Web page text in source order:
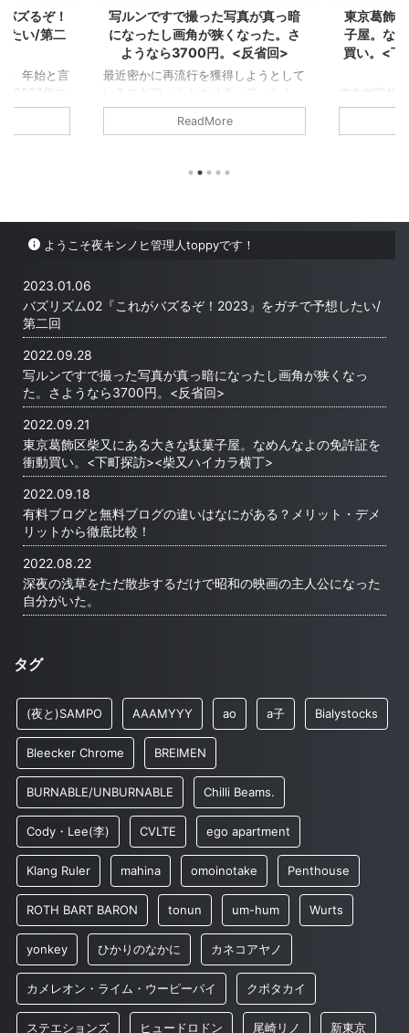
ズるぞ！
たい/第二
。年始と言
2023年の
放送のバズ
たランキン
を見てくだ
年ランキ
写ルンですで撮った写真が真っ暗
になったし画角が狭くなった。さ
ようなら3700円。<反省回>
最近密かに再流行を獲得しようとして
いるのがフィルムカメラ。フィルム
代、カメラ代、現像代、デジタル化代
も安いとは言えない。スマホという便
か。 撮り直しの効かない。シャッタ
は常にシャッターチャンスを伺ってい
ンですで撮った写真が真っ暗になっ
た・画角が狭くなった。さようなら
3700 ...
ReadMore
東京葛飾
子屋。な
買い。<下
東京都葛飾
つらいよ」
るとホーム
が傘を必要
ようこそ夜キンノヒ管理人toppyです！
2023.01.06
バズリズム02『これがバズるぞ！2023』をガチで予想したい/
第二回
2022.09.28
写ルンですで撮った写真が真っ暗になったし画角が狭くなっ
た。さようなら3700円。<反省回>
2022.09.21
東京葛飾区柴又にある大きな駄菓子屋。なめんなよの免許証を
衝動買い。<下町探訪><柴又ハイカラ横丁>
2022.09.18
有料ブログと無料ブログの違いはなにがある？メリット・デメ
リットから徹底比較！
2022.08.22
深夜の浅草をただ散歩するだけで昭和の映画の主人公になった
自分がいた。
タグ
(夜と)SAMPO AAAMYYY ao a子 Bialystocks
Bleecker Chrome BREIMEN
BURNABLE/UNBURNABLE Chilli Beams.
Cody・Lee(李) CVLTE ego apartment
Klang Ruler mahina omoinotake Penthouse
ROTH BART BARON tonun um-hum Wurts
yonkey ひかりのなかに カネコアヤノ
カメレオン・ライム・ウーピーパイ クボタカイ
ステエションズ ヒュードロドン 尾崎リノ 新東京